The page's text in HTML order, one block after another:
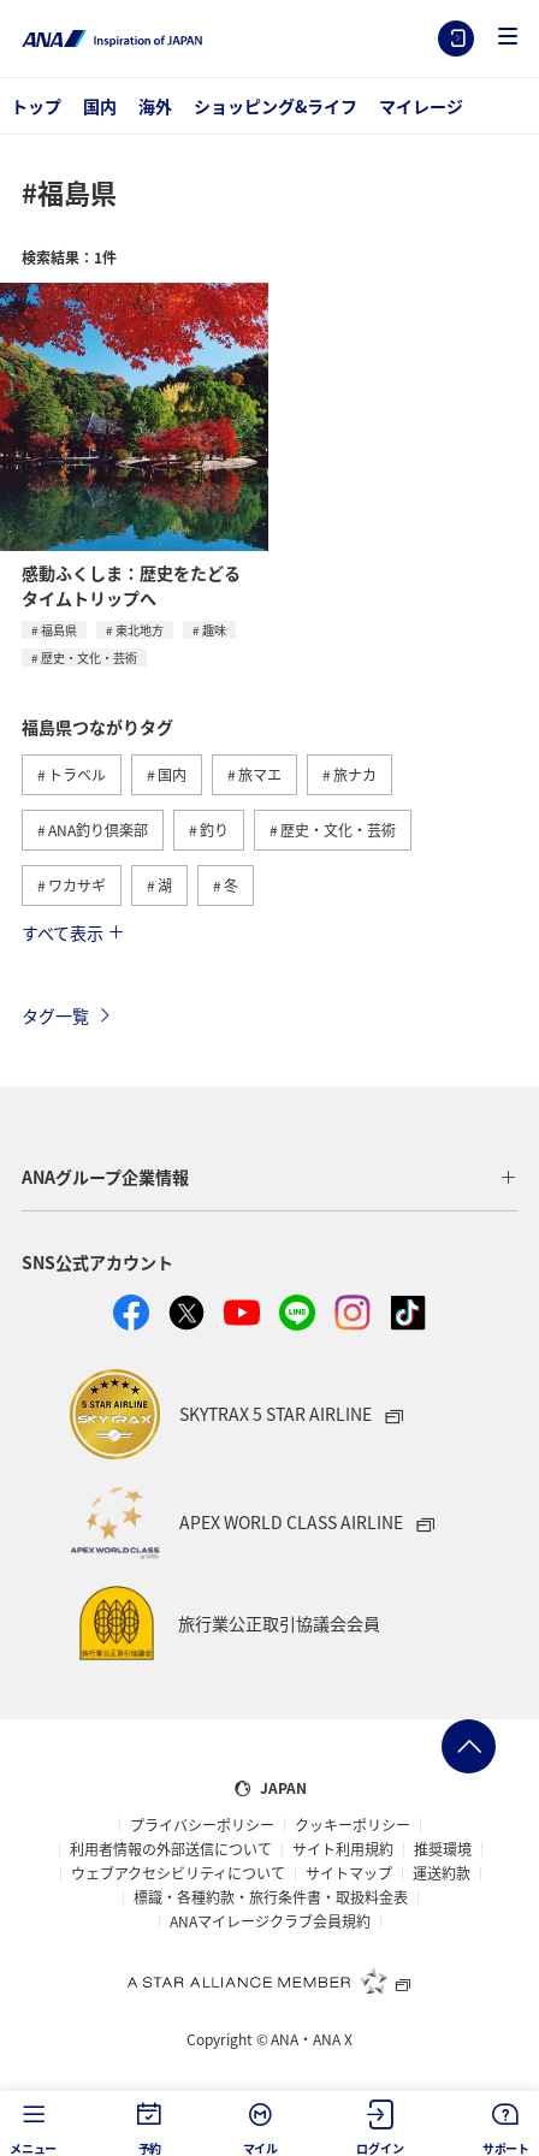
トップ 国内 海外 ショッピング&ライフ マイレージ
#福島県
検索結果：1件
感動ふくしま：歴史をたどる
タイムトリップへ
福島県 東北地方
趣味
歴史・文化・芸術
福島県つながりタグ
トラベル 国内 旅マエ 旅ナカ
ANA釣り倶楽部 釣り 歴史・文化・芸術
ワカサギ 湖 冬
東北地方
すべて表示
タグ一覧
ANAグループ企業情報
SNS公式アカウント
SKYTRAX 5 STAR AIRLINE
APEX WORLD CLASS AIRLINE
旅行業公正取引協議会会員
JAPAN
プライバシーポリシー
クッキーポリシー
利用者情報の外部送信について
サイト利用規約
推奨環境
ウェブアクセシビリティについて
サイトマップ
運送約款
標識・各種約款・旅行条件書・取扱料金表
ANAマイレージクラブ会員規約
Copyright ©ANA・ANA X
メニュー 予約 マイル ログイン サポート